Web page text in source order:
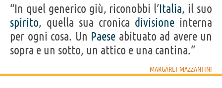
“In quel generico giù, riconobbi l’Italia, il suo
spirito, quella sua cronica divisione interna
per ogni cosa. Un Paese abituato ad avere un
sopra e un sotto, un attico e una cantina.”
MARGARET MAZZANTINI